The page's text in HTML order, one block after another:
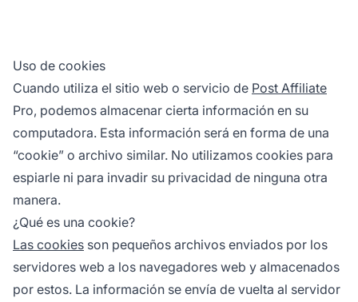
Uso de cookies
Cuando utiliza el sitio web o servicio de Post Affiliate
Pro, podemos almacenar cierta información en su
computadora. Esta información será en forma de una
“cookie” o archivo similar. No utilizamos cookies para
espiarle ni para invadir su privacidad de ninguna otra
manera.
¿Qué es una cookie?
Las cookies son pequeños archivos enviados por los
servidores web a los navegadores web y almacenados
por estos. La información se envía de vuelta al servidor